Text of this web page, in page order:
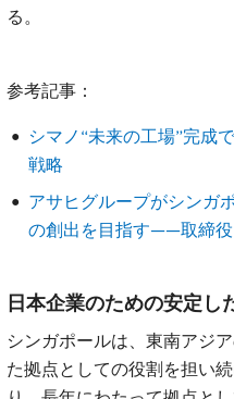
る。
参考記事：
シマノ“未来の工場”完成
戦略
アサヒグループがシンガ
の創出を目指す——取締役
日本企業のための安定し
シンガポールは、東南アジ
た拠点としての役割を担い